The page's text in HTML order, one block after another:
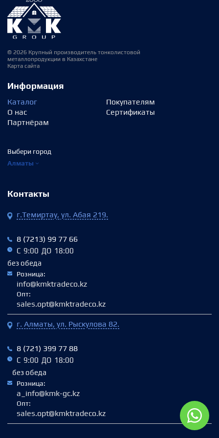
© 2026 Крупный производитель тонколистовой
металлопродукции в Казахстане
Карта сайта
Информация
Каталог
О нас
Партнёрам
Покупателям
Сертификаты
Выбери город
Алматы
Контакты
г.Темиртау, ул. Абая 219.
8 (7213) 99 77 66
С 9:00 ДО 18:00
без обеда
Розница:
info@kmktradeco.kz
Опт:
sales.opt@kmktradeco.kz
г. Алматы, ул. Рыскулова 82.
8 (721) 399 77 88
С 9:00 ДО 18:00
без обеда
Розница:
a_info@kmk-gc.kz
Опт:
sales.opt@kmktradeco.kz